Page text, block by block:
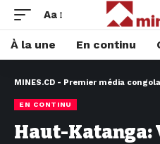
Aa
À la une En continu
MINES.CD - Premier média
EN CONTINU
Haut-Katanga: